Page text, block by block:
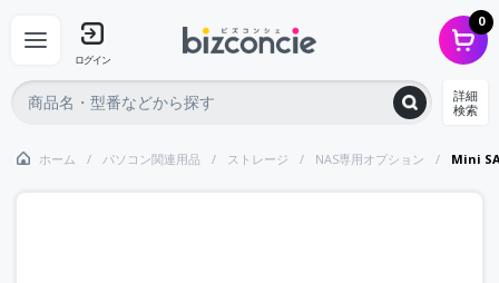
ログイン
0
詳細
検索
ホーム パソコン関連用品 ストレージ NAS専用オプション Mini